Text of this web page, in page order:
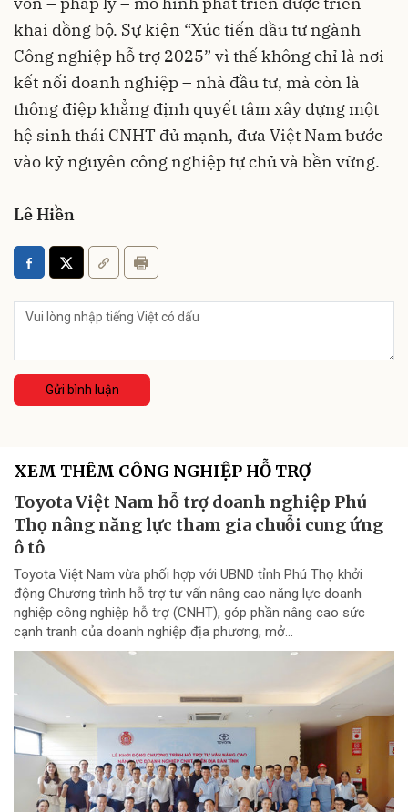
khai đồng bộ. Sự kiện “Xúc tiến đầu tư ngành
Công nghiệp hỗ trợ 2025” vì thế không chỉ là nơi
kết nối doanh nghiệp – nhà đầu tư, mà còn là
thông điệp khẳng định quyết tâm xây dựng một
hệ sinh thái CNHT đủ mạnh, đưa Việt Nam bước
vào kỷ nguyên công nghiệp tự chủ và bền vững.
Lê Hiền
Gửi bình luận
XEM THÊM CÔNG NGHIỆP HỖ TRỢ
Toyota Việt Nam hỗ trợ doanh nghiệp Phú
Thọ nâng năng lực tham gia chuỗi cung ứng
ô tô
Toyota Việt Nam vừa phối hợp với UBND tỉnh Phú Thọ khởi
động Chương trình hỗ trợ tư vấn nâng cao năng lực doanh
nghiệp công nghiệp hỗ trợ (CNHT), góp phần nâng cao sức
cạnh tranh của doanh nghiệp địa phương, mở...